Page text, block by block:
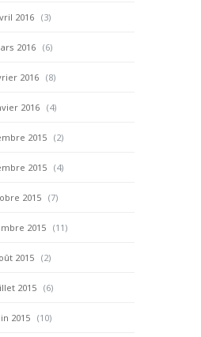
2016 (3)
2016 (6)
2016 (8)
2016 (4)
2015 (2)
2015 (4)
2015 (7)
2015 (11)
2015 (2)
2015 (6)
2015 (10)